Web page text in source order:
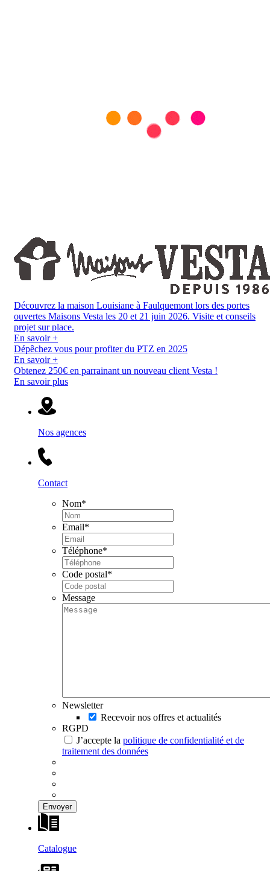
Découvrez la maison Louisiane à Faulquemont lors des portes
ouvertes Maisons Vesta les 20 et 21 juin 2026. Visite et conseils
projet sur place.
En savoir +
Dépêchez vous pour profiter du PTZ en 2025
En savoir +
Obtenez 250€ en parrainant un nouveau client Vesta !
En savoir plus
Nos agences
Contact
Nom*
Email*
Téléphone*
Code postal*
Message
Newsletter
Recevoir nos offres et actualités
RGPD
J’accepte la politique de confidentialité et de
traitement des données
Catalogue